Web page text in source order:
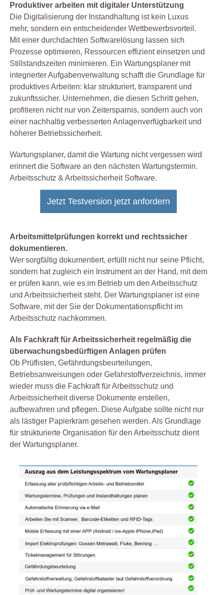
Produktiver arbeiten mit digitaler Unterstützung
Die Digitalisierung der Instandhaltung ist kein Luxus
mehr, sondern ein entscheidender Wettbewerbsvorteil.
Mit einer durchdachten Softwarelösung lassen sich
Prozesse optimieren, Ressourcen effizient einsetzen und
Stillstandszeiten minimieren. Ein Wartungsplaner mit
integrierter Aufgabenverwaltung schafft die Grundlage für
produktives Arbeiten: klar strukturiert, transparent und
zukunftssicher. Unternehmen, die diesen Schritt gehen,
profitieren nicht nur von Zeitersparnis, sondern auch von
einer nachhaltig verbesserten Anlagenverfügbarkeit und
höherer Betriebssicherheit.
Wartungsplaner, damit die Wartung nicht vergessen wird
erinnert die Software an den nächsten Wartungstermin.
Arbeitsschutz & Arbeitssicherheit Software.
Jetzt Testversion jetzt anfordern
Arbeitsmittelprüfungen korrekt und rechtssicher
dokumentieren.
Wer sorgfältig dokumentiert, erfüllt nicht nur seine Pflicht,
sondern hat zugleich ein Instrument an der Hand, mit dem
er prüfen kann, wie es im Betrieb um den Arbeitsschutz
und Arbeitssicherheit steht. Der Wartungsplaner ist eine
Software, mit der Sie der Dokumentationspflicht im
Arbeitsschutz nachkommen.
Als Fachkraft für Arbeitssicherheit regelmäßig die
überwachungsbedürftigen Anlagen prüfen
Ob Prüflisten, Gefährdungsbeurteilungen,
Betriebsanweisungen oder Gefahrstoffverzeichnis, immer
wieder muss die Fachkraft für Arbeitsschutz und
Arbeitssicherheit diverse Dokumente erstellen,
aufbewahren und pflegen. Diese Aufgabe sollte nicht nur
als lästiger Papierkram gesehen werden. Als Grundlage
für strukturierte Organisation für den Arbeitsschutz dient
der Wartungsplaner.